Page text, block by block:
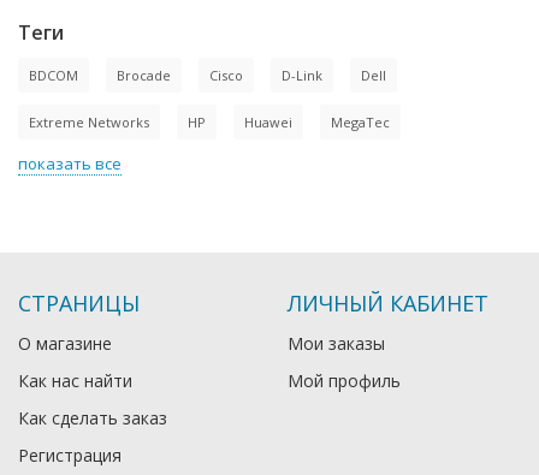
Теги
BDCOM Brocade Cisco D-Link Dell
Extreme Networks HP Huawei MegaTec
показать все
СТРАНИЦЫ
О магазине
Как нас найти
Как сделать заказ
Регистрация
ЛИЧНЫЙ КАБИНЕТ
Мои заказы
Мой профиль